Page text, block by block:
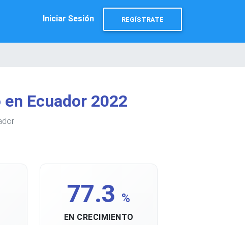
Iniciar Sesión REGÍSTRATE
Ecuador 2022
77.3 %
EN CRECIMIENTO